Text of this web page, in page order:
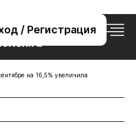
/ Регистрация
76-32
на 16,5% увеличила